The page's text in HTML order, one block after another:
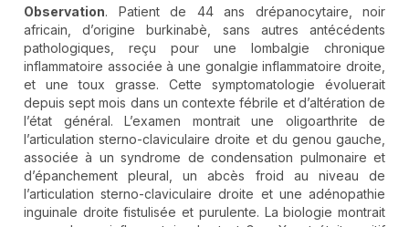
Observation. Patient de 44 ans drépanocytaire, noir
africain, d’origine burkinabè, sans autres antécédents
pathologiques, reçu pour une lombalgie chronique
inflammatoire associée à une gonalgie inflammatoire droite,
et une toux grasse. Cette symptomatologie évoluerait
depuis sept mois dans un contexte fébrile et d’altération de
l’état général. L’examen montrait une oligoarthrite de
l’articulation sterno-claviculaire droite et du genou gauche,
associée à un syndrome de condensation pulmonaire et
d’épanchement pleural, un abcès froid au niveau de
l’articulation sterno-claviculaire droite et une adénopathie
inguinale droite fistulisée et purulente. La biologie montrait